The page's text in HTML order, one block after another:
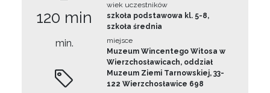
120 min
min.
wiek uczestników
szkoła podstawowa kl. 5-8,
szkoła średnia
miejsce
Muzeum Wincentego Witosa w
Wierzchosławicach, oddział
Muzeum Ziemi Tarnowskiej, 33-
122 Wierzchosławice 698